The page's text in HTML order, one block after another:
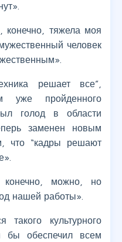
тяжела моя
человек
решает все”,
уже пройденного
голод в области
заменен новым
что “кадры решают
можно, но
нашей работы».
такого культурного
бы обеспечил всем